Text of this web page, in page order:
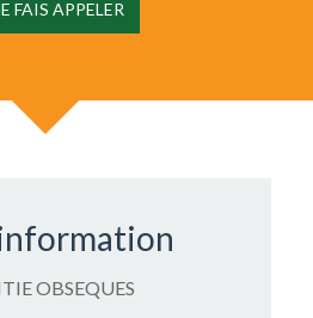
FAIS APPELER
OBSEQUES